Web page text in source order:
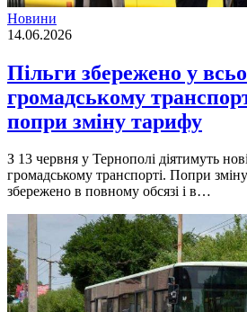
Новини
14.06.2026
Пільги збережено у
громaдському
попри зміну тaрифу
З 13 червня у Тернополі діятимуть
громaдському трaнспорті. Попри зміну
збережено в повному обсязі і в…